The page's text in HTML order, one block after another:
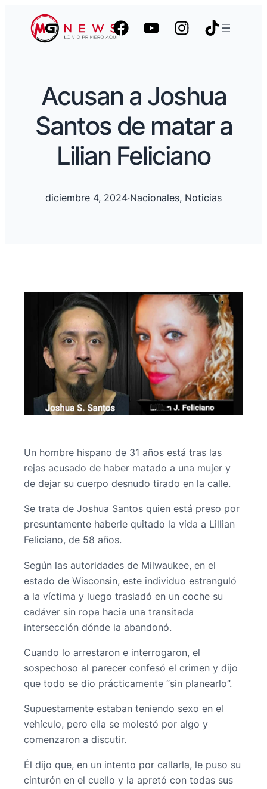
Acusan a Joshua
Santos de matar a
Lilian Feliciano
diciembre 4, 2024·Nacionales, Noticias
Un hombre hispano de 31 años está tras las
rejas acusado de haber matado a una mujer y
de dejar su cuerpo desnudo tirado en la calle.
Se trata de Joshua Santos quien está preso por
presuntamente haberle quitado la vida a Lillian
Feliciano, de 58 años.
Según las autoridades de Milwaukee, en el
estado de Wisconsin, este individuo estranguló
a la víctima y luego trasladó en un coche su
cadáver sin ropa hacia una transitada
intersección dónde la abandonó.
Cuando lo arrestaron e interrogaron, el
sospechoso al parecer confesó el crimen y dijo
que todo se dio prácticamente “sin planearlo”.
Supuestamente estaban teniendo sexo en el
vehículo, pero ella se molestó por algo y
comenzaron a discutir.
Él dijo que, en un intento por callarla, le puso su
cinturón en el cuello y la apretó con todas sus